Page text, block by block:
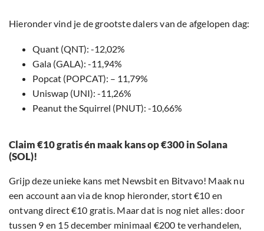
Hieronder vind je de grootste dalers van de afgelopen dag:
Quant (QNT): -12,02%
Gala (GALA): -11,94%
Popcat (POPCAT): – 11,79%
Uniswap (UNI): -11,26%
Peanut the Squirrel (PNUT): -10,66%
Claim €10 gratis én maak kans op €300 in Solana
(SOL)!
Grijp deze unieke kans met Newsbit en Bitvavo! Maak nu
een account aan via de knop hieronder, stort €10 en
ontvang direct €10 gratis. Maar dat is nog niet alles: door
tussen 9 en 15 december minimaal €200 te verhandelen,